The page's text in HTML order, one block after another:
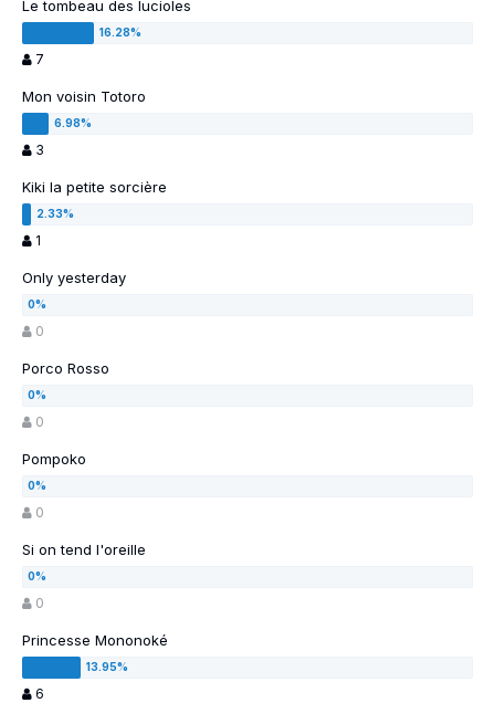
Le tombeau des lucioles
7
Mon voisin Totoro
3
Kiki la petite sorcière
1
Only yesterday
0
Porco Rosso
0
Pompoko
0
Si on tend l'oreille
0
Princesse Mononoké
6